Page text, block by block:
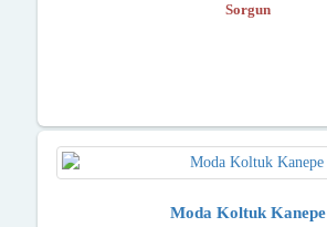
Sorgun
Moda Koltuk Kanepe